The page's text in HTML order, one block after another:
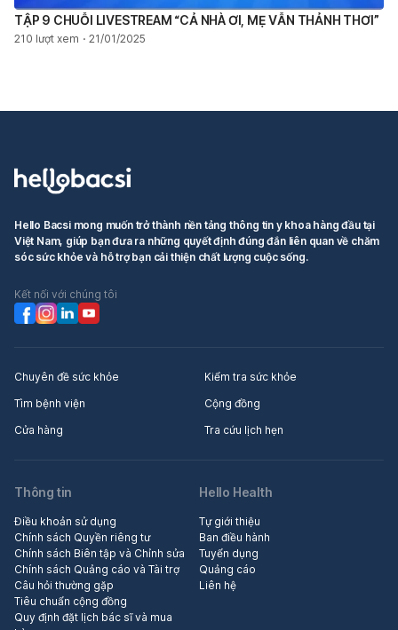
TẬP 9 CHUỖI LIVESTREAM “CẢ NHÀ ƠI, MẸ VẪN THẢNH THƠI”
210 lượt xem 21/01/2025
Hello Bacsi mong muốn trở thành nền tảng thông tin y khoa hàng đầu tại
Việt Nam, giúp bạn đưa ra những quyết định đúng đắn liên quan về chăm
sóc sức khỏe và hỗ trợ bạn cải thiện chất lượng cuộc sống.
Kết nối với chúng tôi
Chuyên đề sức khỏe
Kiểm tra sức khỏe
Tìm bệnh viện
Cộng đồng
Cửa hàng
Tra cứu lịch hẹn
Thông tin
Điều khoản sử dụng
Chính sách Quyền riêng tư
Chính sách Biên tập và Chỉnh sửa
Chính sách Quảng cáo và Tài trợ
Câu hỏi thường gặp
Tiêu chuẩn cộng đồng
Quy định đặt lịch bác sĩ và mua
Hello Health
Tự giới thiệu
Ban điều hành
Tuyển dụng
Quảng cáo
Liên hệ